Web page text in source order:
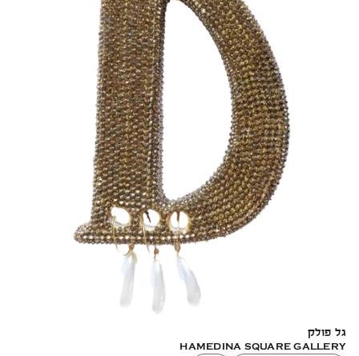
גל פולק
HAMEDINA SQUARE GALLERY